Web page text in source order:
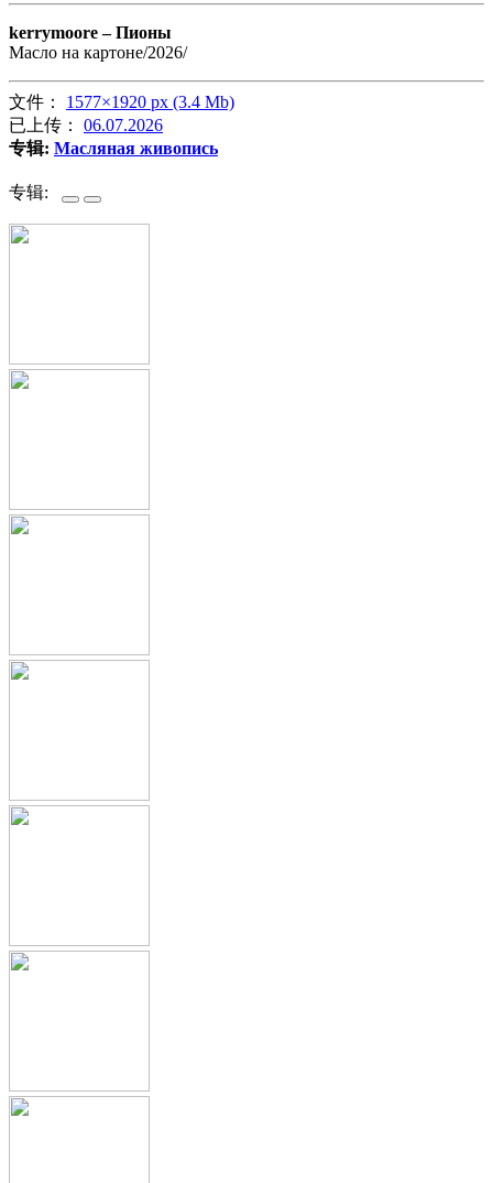
kerrymoore –Пионы
Масло на картоне/2026/
文件： 1577×1920 px (3.4 Mb)
已上传： 06.07.2026
专辑: Масляная живопись
专辑: